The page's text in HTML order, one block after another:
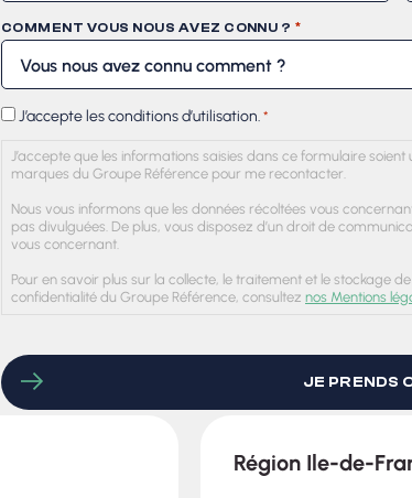
COMMENT VOUS NOUS AVEZ CONNU ? *
RGPD
J’accepte les conditions d’utilisation. *
J’accepte que les informations saisies dans ce formulaire
marques du Groupe Référence pour me recontacter.
Nous vous informons que les données récoltées vous
pas divulguées. De plus, vous disposez d’un droit de
vous concernant.
Pour en savoir plus sur la collecte, le traitement et le stockage
confidentialité du Groupe Référence, consultez nos Mentions
Région Ile-de-